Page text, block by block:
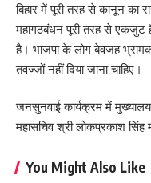
बिहार में पूरी तरह से कानून का
महागठबंधन पूरी तरह से
है। भाजपा के लोग बेवज़ह
तवज्जों नहीं दिया जाना चाहिए।
जनसुनवाई कार्यक्रम में
महासचिव श्री लोकप्रकाश सिंह
You Might Also Like